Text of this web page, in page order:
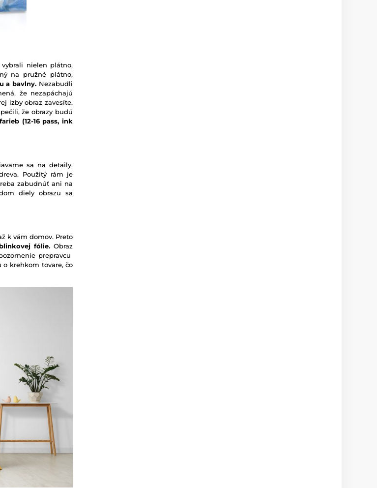
nielen plátno,
na pružné plátno,
a bavlny. Nezabudli
že nezapáchajú
izby obraz zavesíte.
že obrazy budú
(12-16 pass, ink
sa na detaily.
Použitý rám je
zabudnúť ani na
diely obrazu sa
k vám domov. Preto
fólie. Obraz
prepravcu
krehkom tovare, čo